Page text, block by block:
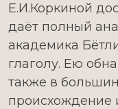
Е.И.Коркиной
даёт полный
академика
глаголу. Ею
также в
происхождение